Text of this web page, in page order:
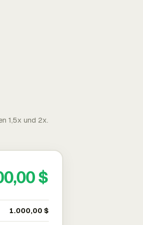
1,5x und 2x.
$
1.000,00 $